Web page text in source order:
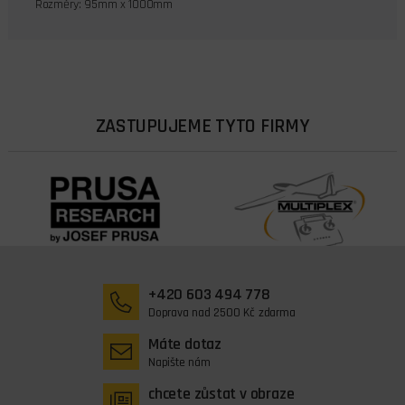
Rozměry: 95mm x 1000mm
ZASTUPUJEME TYTO FIRMY
+420 603 494 778
Doprava nad 2500 Kč zdarma
Máte dotaz
Napište nám
chcete zůstat v obraze